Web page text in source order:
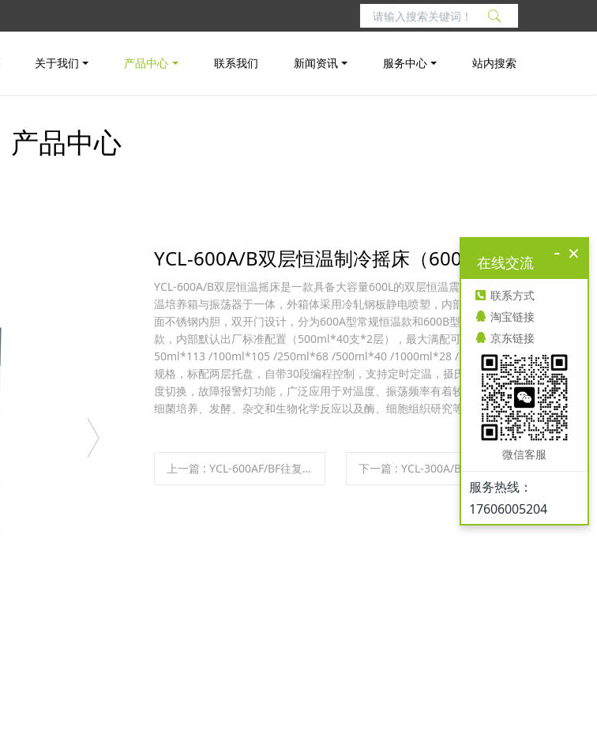
关于我们 产品中心 联系我们 新闻资讯 服务中心 站内搜索
产品中心
YCL-600A/B双层恒温制冷摇床（600L）
YCL-600A/B双层恒温摇床是一款具备大容量600L的双层恒温震荡器，集恒
温培养箱与振荡器于一体，外箱体采用冷轧钢板静电喷塑，内部采用304镜
面不锈钢内胆，双开门设计，分为600A型常规恒温款和600B型恒温制冷
款，内部默认出厂标准配置（500ml*40支*2层），最大满配可扩展至每层
50ml*113 /100ml*105 /250ml*68 /500ml*40 /1000ml*28 /2000ml*15
规格，标配两层托盘，自带30段编程控制，支持定时定温，摄氏度/华氏温
度切换，故障报警灯功能，广泛应用于对温度、振荡频率有着较高要求的
细菌培养、发酵、杂交和生物化学反应以及酶、细胞组织研究等。
上一篇 : YCL-600AF/BF往复式恒温摇床（600L） 下一篇 :YCL-300A/B双层恒温振荡摇床（300L）
×
-
在线交流
联系方式
淘宝链接
京东链接
微信客服
服务热线：
17606005204